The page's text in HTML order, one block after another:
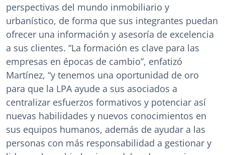
perspectivas del mundo inmobiliario y
urbanístico, de forma que sus integrantes puedan
ofrecer una información y asesoría de excelencia
a sus clientes. “La formación es clave para las
empresas en épocas de cambio”, enfatizó
Martínez, “y tenemos una oportunidad de oro
para que la LPA ayude a sus asociados a
centralizar esfuerzos formativos y potenciar así
nuevas habilidades y nuevos conocimientos en
sus equipos humanos, además de ayudar a las
personas con más responsabilidad a gestionar y